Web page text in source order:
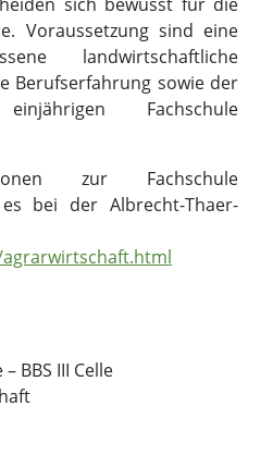
Voraussetzung sind eine
landwirtschaftliche
Berufserfahrung sowie der
Fachschule
zur Fachschule
bei der Albrecht-Thaer-
BBS III Celle